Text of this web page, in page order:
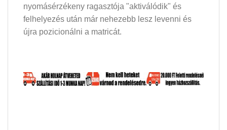
nyomásérzékeny ragasztója "aktiválódik" és
felhelyezés után már nehezebb lesz levenni és
újra pozicionálni a matricát.